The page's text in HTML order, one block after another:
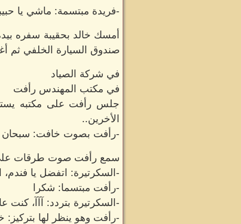
-فريدة مبتسمة: ماشي يا
أمسك خالد بحقيبة سفره
صندوق السيارة الخلفي ثم
في شركة الصياد
في مكتب المهندس رأفت
جلس رأفت على مكتبه
الأخرين..
-رأفت بصوت خافت: سبحان
سمع رأفت صوت طرقات على
-السكرتيرة: اتفضل يا فندم،
-رأفت مبتسما: شكرا
-السكرتيرة بتردد: آآآ، كنت
-رأفت وهو ينظر لها